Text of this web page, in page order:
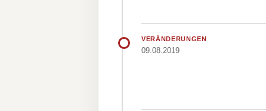
VERÄNDERUNGEN
09.08.2019